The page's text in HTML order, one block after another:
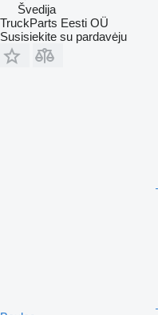
Švedija
TruckParts Eesti OÜ
Susisiekite su pardavėju